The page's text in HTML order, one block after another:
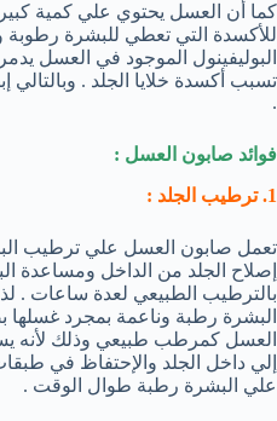
كما أن العسل يحتوي علي كمية
للأكسدة التي تعطي للبشرة رطوبة
البوليفينول الموجود في العسل
تسبب أكسدة خلايا الجلد . وبالتالي
.
فوائد صابون العسل :
1. ترطيب الجلد :
تعمل صابون العسل علي ترطيب
إصلاح الجلد من الداخل ومساعدة
بالترطيب الطبيعي لعدة ساعات .
البشرة رطبة وناعمة بمجرد
العسل كمرطب طبيعي وذلك لأنه
إلي داخل الجلد والإحتفاظ في
علي البشرة رطبة طوال الوقت .